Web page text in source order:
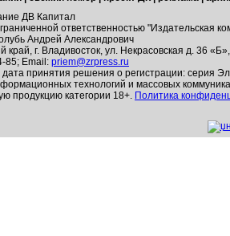
ДВ Капитал
ответственностью "Издательская
Андрей Александрович
край, г. Владивосток, ул. Некрасовская д. 36
85; Email: priem@zrpress.ru
принятия решения о регистрации: серия
технологий и массовых
продукцию категории 18+. Политика